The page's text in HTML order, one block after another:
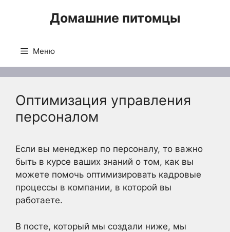
Домашние питомцы
Меню
Оптимизация управления
персоналом
Если вы менеджер по персоналу, то важно
быть в курсе ваших знаний о том, как вы
можете помочь оптимизировать кадровые
процессы в компании, в которой вы
работаете.
В посте, который мы создали ниже, мы